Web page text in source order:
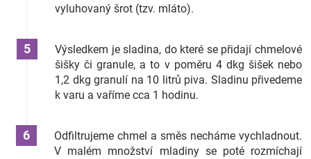
vyluhovaný šrot (tzv. mláto).
Výsledkem je sladina, do které se přidají chmelové
šišky či granule, a to v poměru 4 dkg šišek nebo
1,2 dkg granulí na 10 litrů piva. Sladinu přivedeme
k varu a vaříme cca 1 hodinu.
Odfiltrujeme chmel a směs necháme vychladnout.
V malém množství mladiny se poté rozmíchají